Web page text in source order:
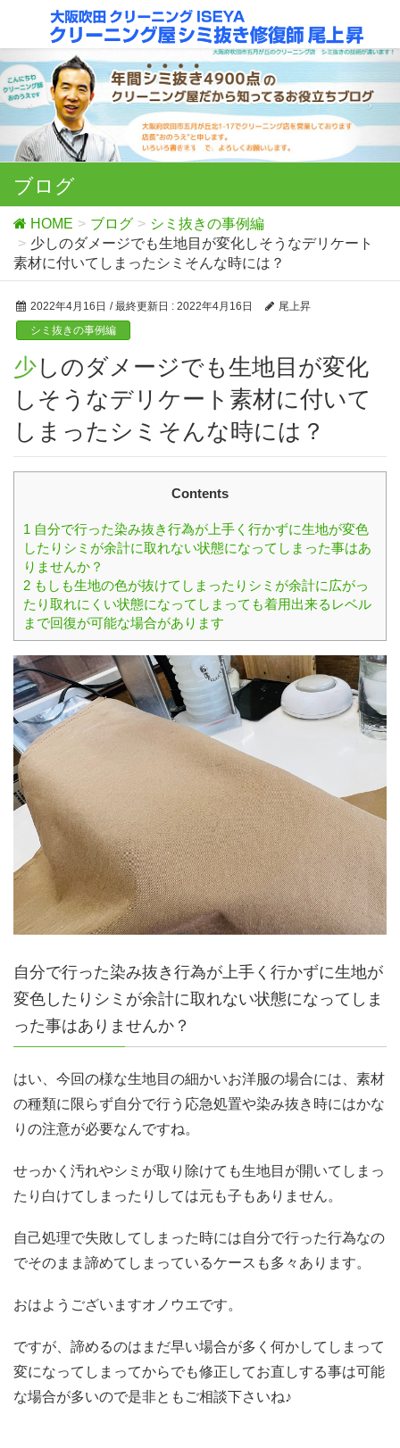
ブログ
HOME ブログ
シミ抜きの事例編
少しのダメージでも生地目が変化しそうなデリケート
素材に付いてしまったシミそんな時には？
2022年4月16日 / 最終更新日 : 2022年4月16日
尾上昇
シミ抜きの事例編
少しのダメージでも生地目が変化
しそうなデリケート素材に付いて
しまったシミそんな時には？
Contents
1 自分で行った染み抜き行為が上手く行かずに生地が変色
したりシミが余計に取れない状態になってしまった事はあ
りませんか？
2 もしも生地の色が抜けてしまったりシミが余計に広がっ
たり取れにくい状態になってしまっても着用出来るレベル
まで回復が可能な場合があります
自分で行った染み抜き行為が上手く行かずに生地が
変色したりシミが余計に取れない状態になってしま
った事はありませんか？
はい、今回の様な生地目の細かいお洋服の場合には、素材
の種類に限らず自分で行う応急処置や染み抜き時にはかな
りの注意が必要なんですね。
せっかく汚れやシミが取り除けても生地目が開いてしまっ
たり白けてしまったりしては元も子もありません。
自己処理で失敗してしまった時には自分で行った行為なの
でそのまま諦めてしまっているケースも多々あります。
おはようございますオノウエです。
ですが、諦めるのはまだ早い場合が多く何かしてしまって
変になってしまってからでも修正してお直しする事は可能
な場合が多いので是非ともご相談下さいね♪